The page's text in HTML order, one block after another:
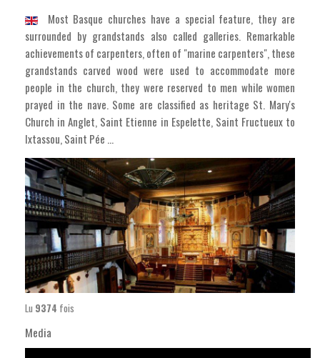
Most Basque churches have a special feature, they are
surrounded by grandstands also called galleries. Remarkable
achievements of carpenters, often of "marine carpenters", these
grandstands carved wood were used to accommodate more
people in the church, they were reserved to men while women
prayed in the nave. Some are classified as heritage St. Mary's
Church in Anglet, Saint Etienne in Espelette, Saint Fructueux to
Ixtassou, Saint Pée ...
Lu 9374 fois
Media